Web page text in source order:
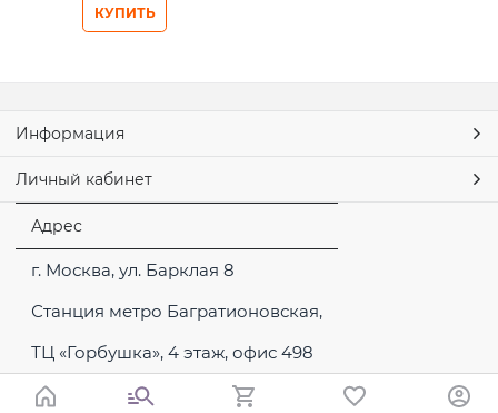
КУПИТЬ
Информация
Личный кабинет
Адрес
г. Москва, ул. Барклая 8
Станция метро Багратионовская,
ТЦ «Горбушка», 4 этаж, офис 498